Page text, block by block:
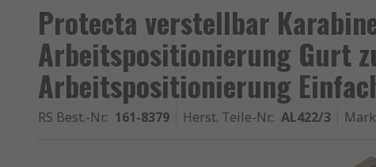
Protecta verstellbar
Arbeitspositionierung Gurt
Arbeitspositionierung
RS Best.-Nr.: 161-8379 Herst. Teile-Nr.: AL422/3